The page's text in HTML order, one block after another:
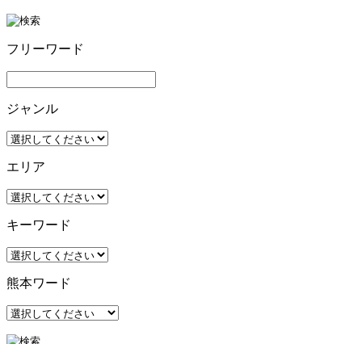
フリーワード
ジャンル
エリア
キーワード
熊本ワード